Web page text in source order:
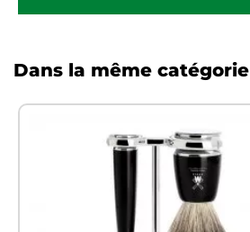
Dans la même catégorie